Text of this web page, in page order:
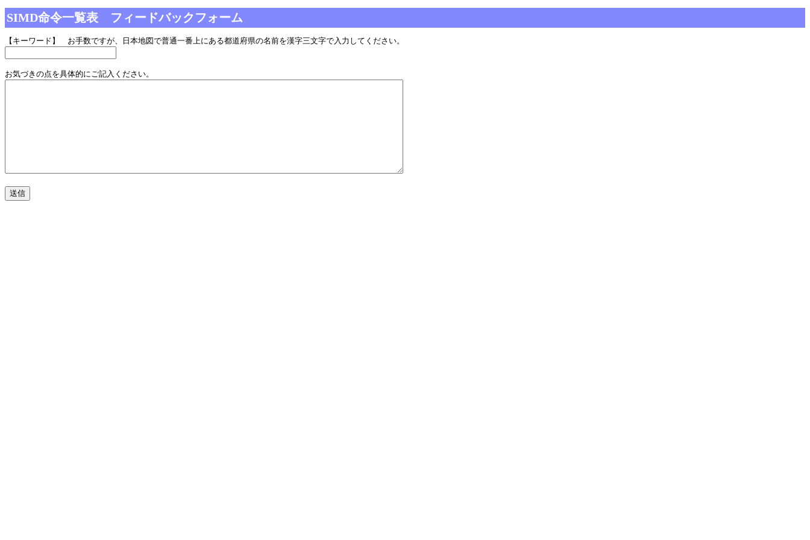
SIMD命令一覧表 フィードバックフォーム
【キーワード】 お手数ですが、日本地図で普通一番上にある都道府県の名前を漢字三文字で入力してください。
お気づきの点を具体的にご記入ください。